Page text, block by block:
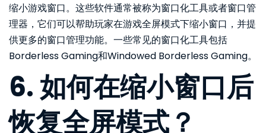
缩小游戏窗口。这些软件通常被称为窗口化工具或者窗口管
理器，它们可以帮助玩家在游戏全屏模式下缩小窗口，并提
供更多的窗口管理功能。一些常见的窗口化工具包括
Borderless Gaming和Windowed Borderless Gaming。
6. 如何在缩小窗口后
恢复全屏模式？